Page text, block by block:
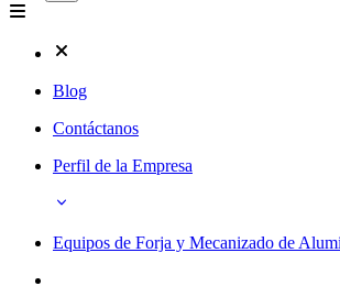
Blog
Contáctanos
Perfil de la Empresa
Equipos de Forja y Mecanizado de